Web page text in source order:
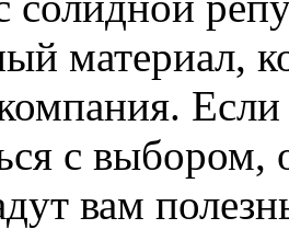
материал,
с выбором,
вам